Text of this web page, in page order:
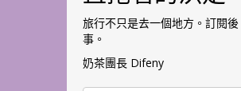
旅行不只是去一個地方。訂閱
事。
奶茶團長 Difeny